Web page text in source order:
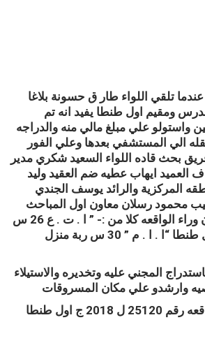
تلقي اللواء طار ق حسونة بلاغا
. ع 53 س مدرس ومقيم اول طنطا يفيد انه تم
واستولو علي مبلغ مالي منه والدراجه
الي المستشفي بعدها وعلي الفور
بحث قاده اللواء السعيد شكري مدير
العميد ايهاب عطيه ضم العقيد وليد
المركزية والرائد يوسف الجندي
محمود رسلان معاون اول المباحث
وتوصلت التحريات ان وراء الواقعه كلا من :- ” ا . ت . ع 26 س
ربة منزل ومقيمة اول طنطا “ا . ا . م ” 30 س ربة منزل
المجني عليه وتخديره والاستيلاء
وارشدو علي مكان المسروقات
ج اول طنطا